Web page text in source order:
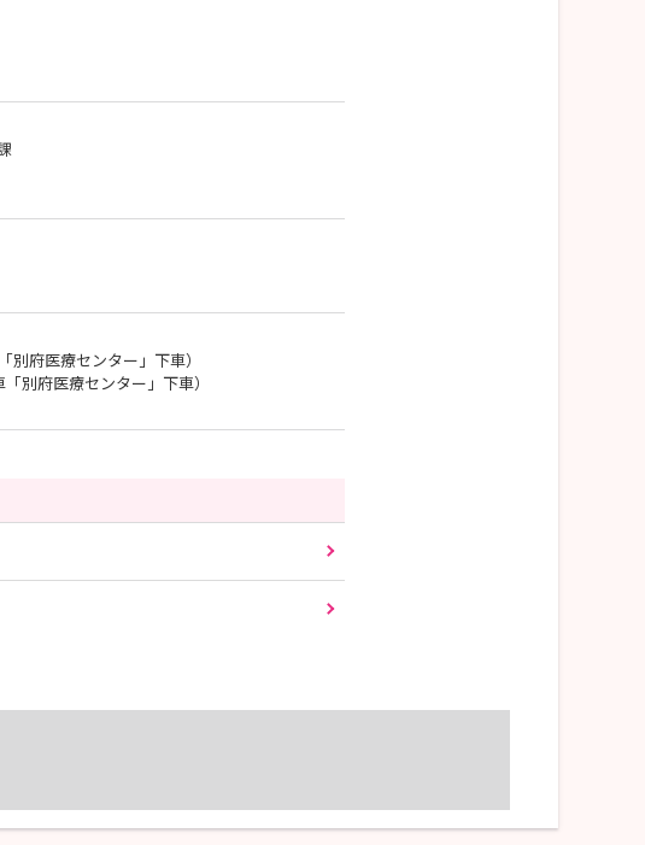
別府医療センター」下車）
別府医療センター」下車）